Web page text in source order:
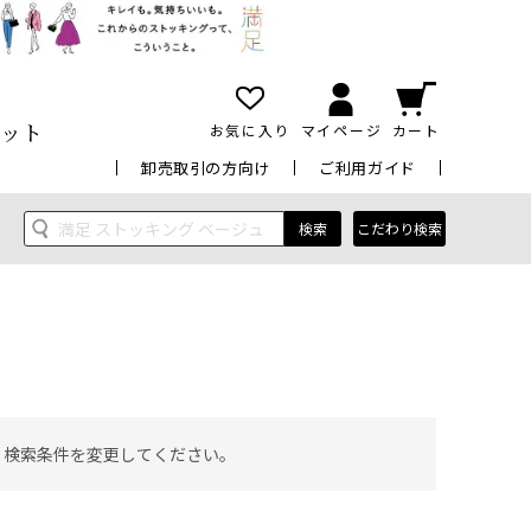
ト お気に入り マイページ カート
卸売取引の方向け ご利用ガイド
検索 こだわり検索
索条件を変更してください。